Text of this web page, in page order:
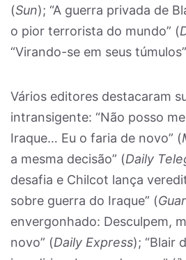
(Sun); “A guerra privada de
o pior terrorista do mundo” (
“Virando-se em seus
Vários editores destacaram
intransigente: “Não posso
Iraque… Eu o faria de novo” (
a mesma decisão” (Daily
desafia e Chilcot lança
sobre guerra do Iraque” (
envergonhado: Desculpem,
novo” (Daily Express); “Blair